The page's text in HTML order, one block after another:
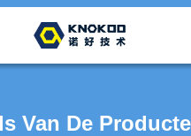
Van De